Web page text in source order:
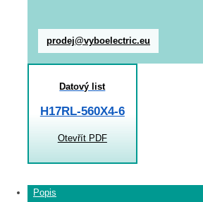
prodej@vyboelectric.eu
Datový list
H17RL-560X4-6
Otevřít PDF
Popis